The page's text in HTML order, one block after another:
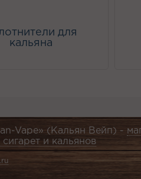
для
кальяна
Vape» (Кальян Вейп) -
и кальянов